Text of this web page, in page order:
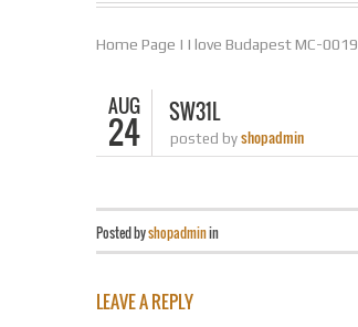
Home Page | I love Budapest MC-0019
AUG
24 SW31L
posted by shopadmin
Posted byshopadminin
LEAVE A REPLY